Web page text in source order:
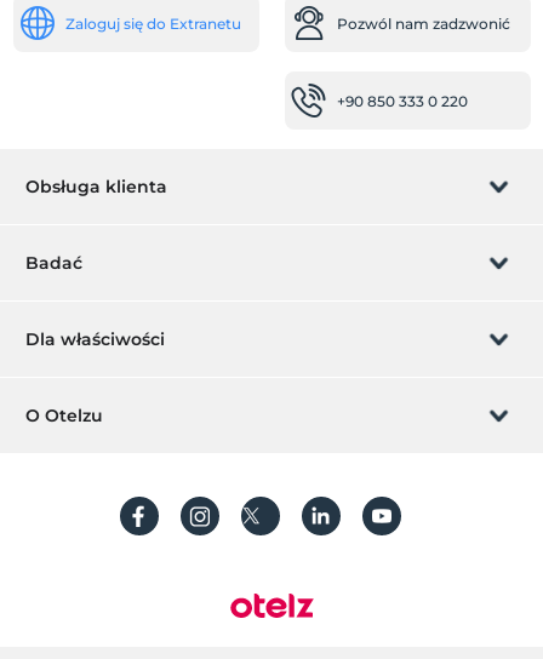
Zaloguj się do Extranetu Pozwól nam zadzwonić
+90 850 333 0 220
Obsługa klienta
Zarządzanie rezerwacją
Często Zadawane Pytania
Badać
Karta podarunkowa
Utwórz konto
Dla właściwości
Dodaj swój hotel
O Otelzu